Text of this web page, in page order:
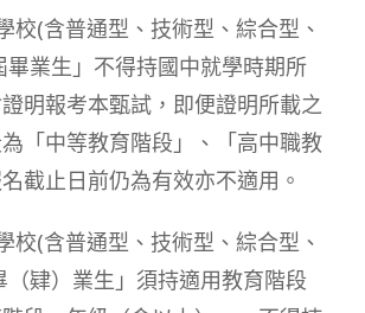
校(含普通型、技術型、綜合型、
畢業生」不得持國中就學時期所
明報考本甄試，即便證明所載之
「中等教育階段」、「高中職教
截止日前仍為有效亦不適用。
校(含普通型、技術型、綜合型、
（肄）業生」須持適用教育階段